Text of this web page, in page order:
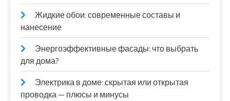
Жидкие обои: современные составы и
нанесение
Энергоэффективные фасады: что выбрать
для дома?
Электрика в доме: скрытая или открытая
проводка — плюсы и минусы